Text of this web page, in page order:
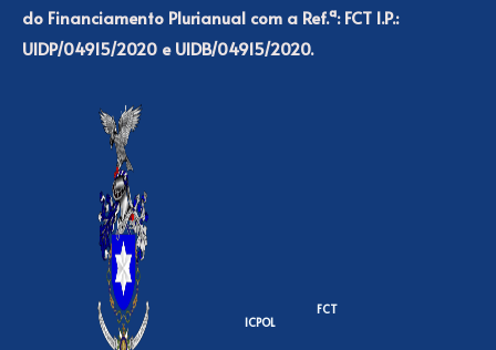
do Financiamento Plurianual com a Ref.ª: FCT I.P.:
UIDP/04915/2020 e UIDB/04915/2020.
ICPOL
FCT